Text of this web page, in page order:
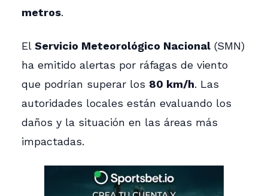
metros.
El Servicio Meteorológico Nacional (SMN)
ha emitido alertas por ráfagas de viento
que podrían superar los 80 km/h. Las
autoridades locales están evaluando los
daños y la situación en las áreas más
impactadas.